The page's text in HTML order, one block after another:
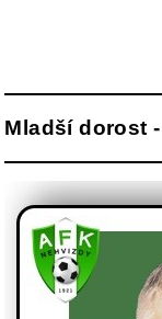
Mladší dorost -